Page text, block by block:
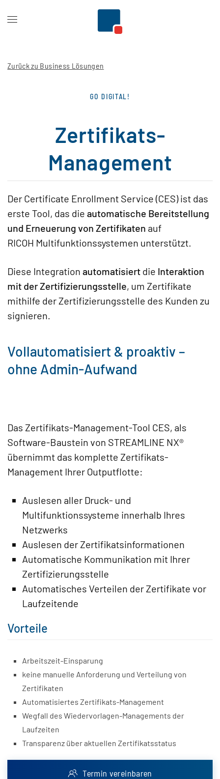
Zurück zu Business Lösungen
GO DIGITAL!
Zertifikats-
Management
Der Certificate Enrollment Service (CES) ist das
erste Tool, das die automatische Bereitstellung
und Erneuerung von Zertifikaten auf
RICOH Multifunktionssystemen unterstützt.
Diese Integration automatisiert die Interaktion
mit der Zertifizierungsstelle, um Zertifikate
mithilfe der Zertifizierungsstelle des Kunden zu
signieren.
Vollautomatisiert & proaktiv –
ohne Admin-Aufwand
Das Zertifikats-Management-Tool CES, als
Software-Baustein von STREAMLINE NX®
übernimmt das komplette Zertifikats-
Management Ihrer Outputflotte:
Auslesen aller Druck- und
Multifunktionssysteme innerhalb Ihres
Netzwerks
Auslesen der Zertifikatsinformationen
Automatische Kommunikation mit Ihrer
Zertifizierungsstelle
Automatisches Verteilen der Zertifikate vor
Laufzeitende
Vorteile
Arbeitszeit-Einsparung
keine manuelle Anforderung und Verteilung von
Zertifikaten
Automatisiertes Zertifikats-Management
Wegfall des Wiedervorlagen-Managements der
Laufzeiten
Transparenz über aktuellen Zertifikatsstatus
Termin vereinbaren